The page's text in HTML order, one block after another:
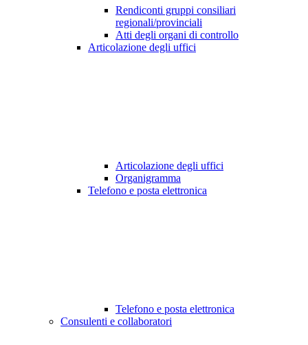
Rendiconti gruppi consiliari
regionali/provinciali
Atti degli organi di controllo
Articolazione degli uffici
Articolazione degli uffici
Organigramma
Telefono e posta elettronica
Telefono e posta elettronica
Consulenti e collaboratori